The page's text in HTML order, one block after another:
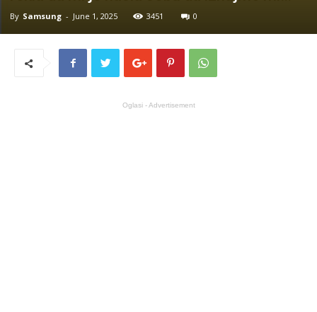
By Samsung - June 1, 2025 3451 0
Oglasi - Advertisement